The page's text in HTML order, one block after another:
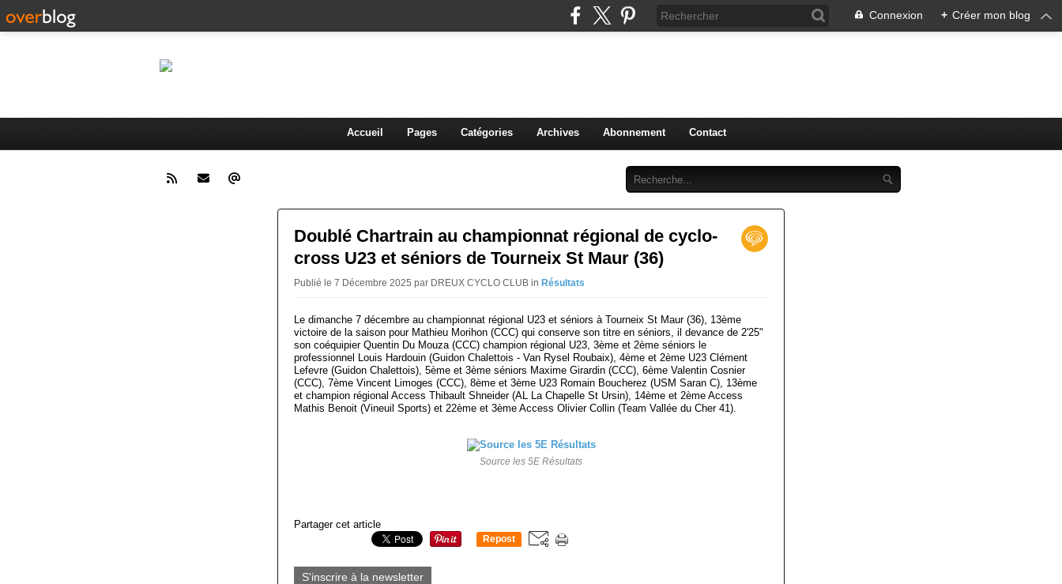
Connexion + Créer mon blog
Accueil Pages Catégories Archives Abonnement Contact
Doublé Chartrain au championnat régional de cyclo-
cross U23 et séniors de Tourneix St Maur (36)
Publié le 7 Décembre 2025 par DREUX CYCLO CLUB in Résultats
Le dimanche 7 décembre au championnat régional U23 et séniors à Tourneix St Maur (36), 13ème
victoire de la saison pour Mathieu Morihon (CCC) qui conserve son titre en séniors, il devance de 2'25"
son coéquipier Quentin Du Mouza (CCC) champion régional U23, 3ème et 2ème séniors le
professionnel Louis Hardouin (Guidon Chalettois - Van Rysel Roubaix), 4ème et 2ème U23 Clément
Lefevre (Guidon Chalettois), 5ème et 3ème séniors Maxime Girardin (CCC), 6ème Valentin Cosnier
(CCC), 7ème Vincent Limoges (CCC), 8ème et 3ème U23 Romain Boucherez (USM Saran C), 13ème
et champion régional Access Thibault Shneider (AL La Chapelle St Ursin), 14ème et 2ème Access
Mathis Benoit (Vineuil Sports) et 22ème et 3ème Access Olivier Collin (Team Vallée du Cher 41).
Source les 5E Résultats
Partager cet article
Repost
S'inscrire à la newsletter